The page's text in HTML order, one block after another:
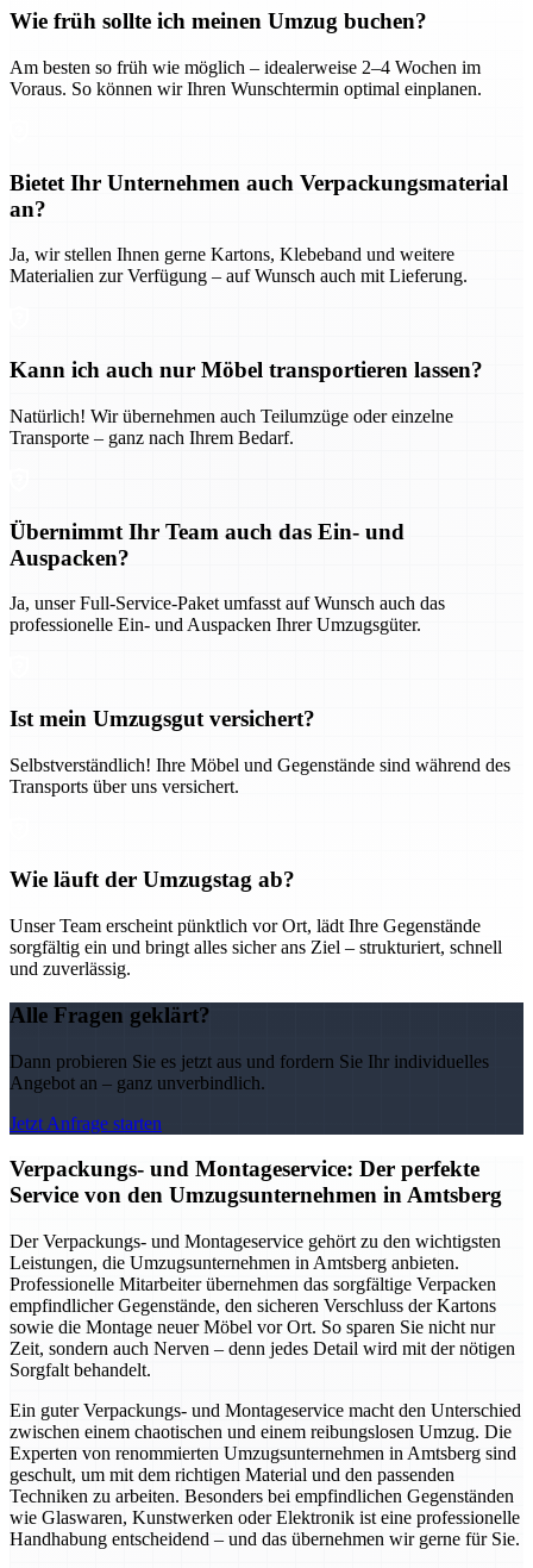
Wie früh sollte ich meinen Umzug buchen?
Am besten so früh wie möglich – idealerweise 2–4 Wochen im
Voraus. So können wir Ihren Wunschtermin optimal einplanen.
Bietet Ihr Unternehmen auch Verpackungsmaterial
an?
Ja, wir stellen Ihnen gerne Kartons, Klebeband und weitere
Materialien zur Verfügung – auf Wunsch auch mit Lieferung.
Kann ich auch nur Möbel transportieren lassen?
Natürlich! Wir übernehmen auch Teilumzüge oder einzelne
Transporte – ganz nach Ihrem Bedarf.
Übernimmt Ihr Team auch das Ein- und
Auspacken?
Ja, unser Full-Service-Paket umfasst auf Wunsch auch das
professionelle Ein- und Auspacken Ihrer Umzugsgüter.
Ist mein Umzugsgut versichert?
Selbstverständlich! Ihre Möbel und Gegenstände sind während des
Transports über uns versichert.
Wie läuft der Umzugstag ab?
Unser Team erscheint pünktlich vor Ort, lädt Ihre Gegenstände
sorgfältig ein und bringt alles sicher ans Ziel – strukturiert, schnell
und zuverlässig.
Alle Fragen geklärt?
Dann probieren Sie es jetzt aus und fordern Sie Ihr individuelles
Angebot an – ganz unverbindlich.
Jetzt Anfrage starten
Verpackungs- und Montageservice: Der perfekte
Service von den Umzugsunternehmen in Amtsberg
Der Verpackungs- und Montageservice gehört zu den wichtigsten
Leistungen, die Umzugsunternehmen in Amtsberg anbieten.
Professionelle Mitarbeiter übernehmen das sorgfältige Verpacken
empfindlicher Gegenstände, den sicheren Verschluss der Kartons
sowie die Montage neuer Möbel vor Ort. So sparen Sie nicht nur
Zeit, sondern auch Nerven – denn jedes Detail wird mit der nötigen
Sorgfalt behandelt.
Ein guter Verpackungs- und Montageservice macht den Unterschied
zwischen einem chaotischen und einem reibungslosen Umzug. Die
Experten von renommierten Umzugsunternehmen in Amtsberg sind
geschult, um mit dem richtigen Material und den passenden
Techniken zu arbeiten. Besonders bei empfindlichen Gegenständen
wie Glaswaren, Kunstwerken oder Elektronik ist eine professionelle
Handhabung entscheidend – und das übernehmen wir gerne für Sie.